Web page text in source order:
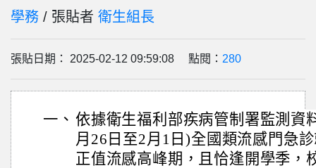
學務 / 張貼者 衛生組長
張貼日期： 2025-02-12 09:59:08 點閱： 280
一、 依據衛生福利部疾病管制署監測資
月26日至2月1日)全國類流感門急
正值流感高峰期，且恰逢開學季，